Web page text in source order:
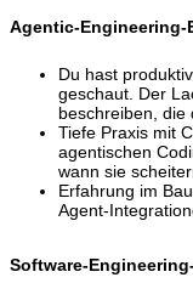
Agentic-Engineering-
Du hast
geschaut. Der
beschreiben, die
Tiefe Praxis mit
agentischen
wann sie
Erfahrung im
Agent-
Software-